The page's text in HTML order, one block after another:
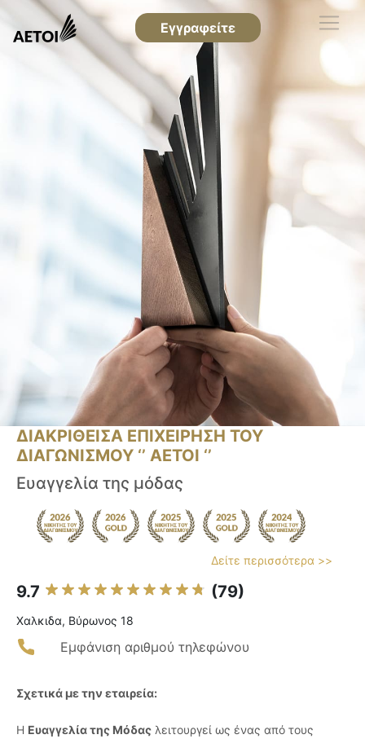
Εγγραφείτε
ΔΙΑΚΡΙΘΕΙΣΑ ΕΠΙΧΕΙΡΗΣΗ ΤΟΥ
ΔΙΑΓΩΝΙΣΜΟΥ ‘’ ΑΕΤΟΙ ‘’
Ευαγγελία της μόδας
Δείτε περισσότερα >>
9.7 (79)
Χαλκιδα, Βύρωνος 18
Εμφάνιση αριθμού τηλεφώνου
Σχετικά με την εταιρεία:
Η Ευαγγελία της Μόδας λειτουργεί ως ένας από τους